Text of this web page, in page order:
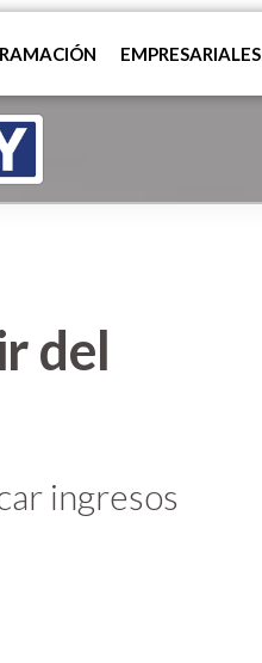
EMPRESARIALES
del
ingresos